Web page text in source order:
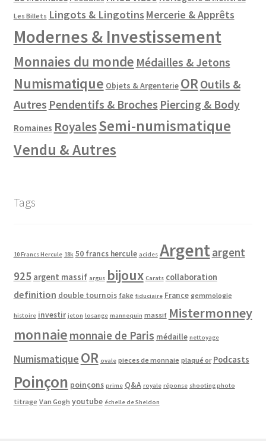
Les Billets Lingots & Lingotins Mercerie & Apprêts
Modernes & Investissement
Monnaies du monde Médailles & Jetons
Numismatique Objets & Argenterie OR Outils &
Autres Pendentifs & Broches Piercing & Body
Romaines RoyalesSemi-numismatique
Vendu & Autres
Tags
10 Francs Hercule 18k 50 francs hercule acides Argentargent
925 argent massif argus bijoux Carats collaboration
definition double tournois fake fiduciaire France gemmologie
histoire investir jeton losange mannequin massif Mistermonney
monnaie monnaie de Paris médaille nettoyage
Numismatique OR ovale pieces de monnaie plaqué or Podcasts
Poinçon poinçons prime Q&A royale réponse shooting photo
titrage Van Gogh youtube échelle de Sheldon